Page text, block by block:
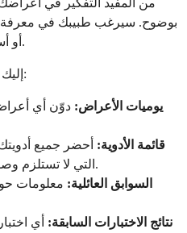
بوضوح. سيرغب طبيبك في معرفة
أو أسوأ، وكيف تؤثر على حياتك اليومية.
إليك ما يجب عليك تحضيره قبل زيارتك:
يوميات الأعراض: دوّن أي
قائمة الأدوية: أحضر جميع أدويتك
التي لا تستلزم وصفة طبية والمكملات الغذائية.
السوابق العائلية: معلومات
نتائج الاختبارات السابقة: أي